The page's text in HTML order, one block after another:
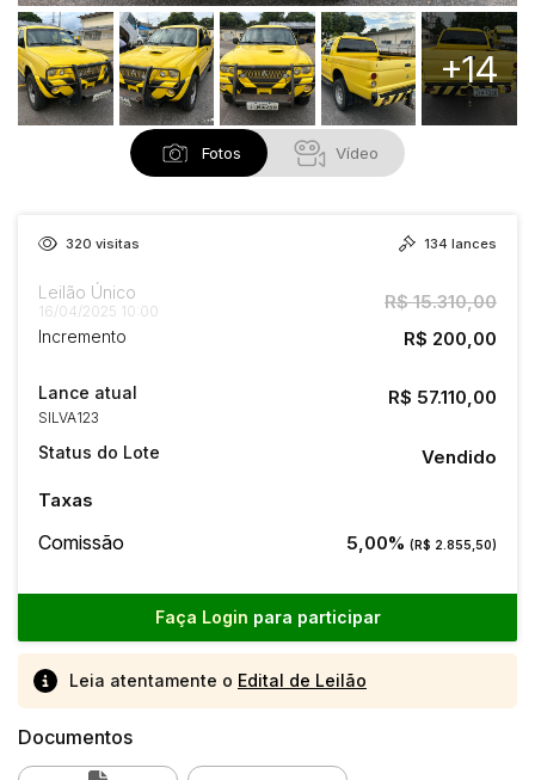
+14
Fotos Vídeo
320 visitas 134 lances
Leilão Único
16/04/2025 10:00 R$ 15.310,00
Incremento R$ 200,00
Lance atual
SILVA123
R$ 57.110,00
Status do Lote
Vendido
Taxas
Comissão 5,00% (R$ 2.855,50)
Faça Login para participar
Leia atentamente o Edital de Leilão
Documentos